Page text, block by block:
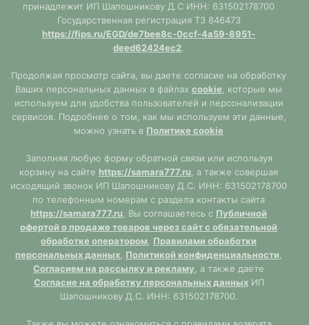
принадлежит ИП Шапошникову Д.С ИНН: 631502178700
Государственная регистрация ТЗ 846473
https://fips.ru/EGD/de7bee8c-0ccf-4a59-8951-
deed62424ec2.
Продолжая просмотр сайта, вы даете согласие на обработку
Ваших персональных данных в файлах cookie , которые мы
используем для удобства пользователей и персонализации
сервисов. Подробнее о том, как мы используем эти данные,
можно узнать в Политике cookie
Заполняя любую форму обратной связи или используя
корзину на сайте https://samara777.ru , а также совершая
исходящий звонок ИП Шапошникову Д.С. ИНН: 631502178700
по телефонным номерам с раздела контакты сайта
https://samara777.ru , Вы соглашаетесь с Публичной
офертой о продаже товаров через сайт с обязательной
обработке оператором
Правилами обработки
персональных данных Политикой конфиденциальности
Согласием на рассылку и рекламу , а также даете
Согласие на обработку персональных данныхИП
Шапошникову Д.С. ИНН: 631502178700.